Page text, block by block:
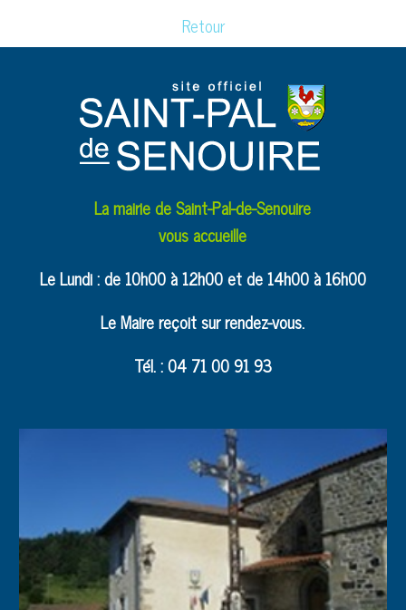
Retour
La mairie de Saint-Pal-de-Senouire
vous accueille
Le Lundi : de 10h00 à 12h00 et de 14h00 à 16h00
Le Maire reçoit sur rendez-vous.
Tél. : 04 71 00 91 93